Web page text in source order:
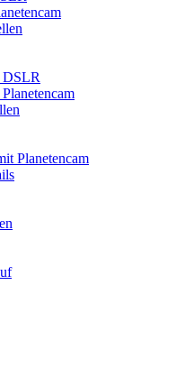
Planetencam